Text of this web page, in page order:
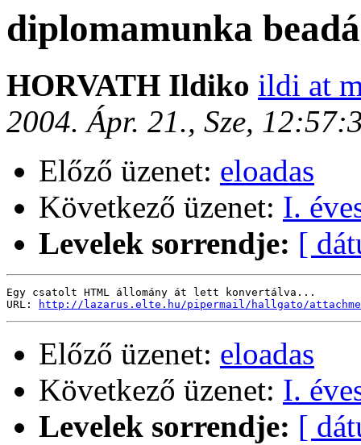
diplomamunka
HORVATH Ildiko ildi at
2004. Ápr. 21., Sze,
Előző üzenet: eloadas
Következő üzenet: I.
Levelek sorrendje: [
Egy csatolt HTML állomány át lett konvertálva...
URL:
http://lazarus.elte.hu/pipermail/hallgato/
Előző üzenet: eloadas
Következő üzenet: I.
Levelek sorrendje: [